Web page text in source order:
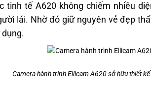
tinh tế A620 không chiếm nhiều
lái. Nhờ đó giữ nguyên vẻ đẹp
Camera hành trình Ellicam A620 sở hữu thiết